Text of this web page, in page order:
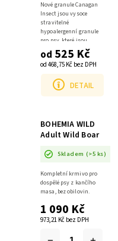
od 468,75 Kč bez DPH
od 525 Kč
DETAIL
Nové granule Canagan
Insect jsou vysoce
stravitelné
hypoalergenní granule
pro psy, které jsou
ideální pro psy s
citlivým trávicím
systémem a alergiemi.
BOHEMIA WILD
Adult Wild Boar
Skladem (>5 ks)
973,21 Kč bez DPH
1 090 Kč
Kompletní krmivo pro
dospělé psy z kančího
masa, bez obilovin.